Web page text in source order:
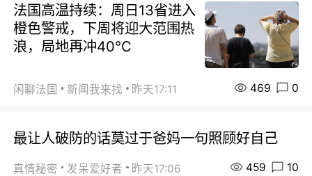
法国高温持续：周日13省进入
橙色警戒，下周将迎大范围热
浪，局地再冲40℃
闲聊法国 新闻我来找 昨天17:11 469 0
最让人破防的话莫过于爸妈一句照顾好自己
真情秘密 发呆爱好者 昨天17:06 459 10